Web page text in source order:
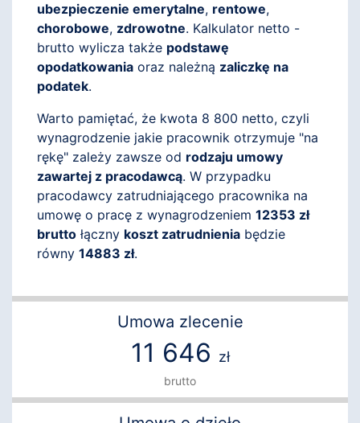
Umowa zlecenie
11 646 zł
brutto
ubezpieczenie emerytalne, rentowe,
chorobowe, zdrowotne. Kalkulator netto -
brutto wylicza także podstawę
opodatkowania oraz należną zaliczkę na
podatek.
Warto pamiętać, że kwota 8 800 netto, czyli
wynagrodzenie jakie pracownik otrzymuje "na
rękę" zależy zawsze od rodzaju umowy
zawartej z pracodawcą. W przypadku
pracodawcy zatrudniającego pracownika na
umowę o pracę z wynagrodzeniem 12353 zł
brutto łączny koszt zatrudnienia będzie
równy 14883 zł.